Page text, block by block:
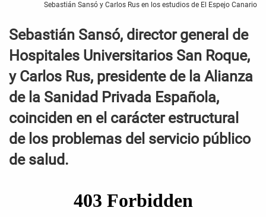
Sebastián Sansó y Carlos Rus en los estudios de El Espejo Canario
Sebastián Sansó, director general de
Hospitales Universitarios San Roque,
y Carlos Rus, presidente de la Alianza
de la Sanidad Privada Española,
coinciden en el carácter estructural
de los problemas del servicio público
de salud.